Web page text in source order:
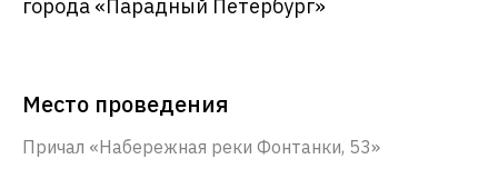
города «Парадный Петербург»
Место проведения
Причал «Набережная реки Фонтанки, 53»